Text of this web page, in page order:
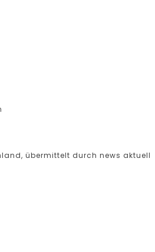
übermittelt durch news aktuell